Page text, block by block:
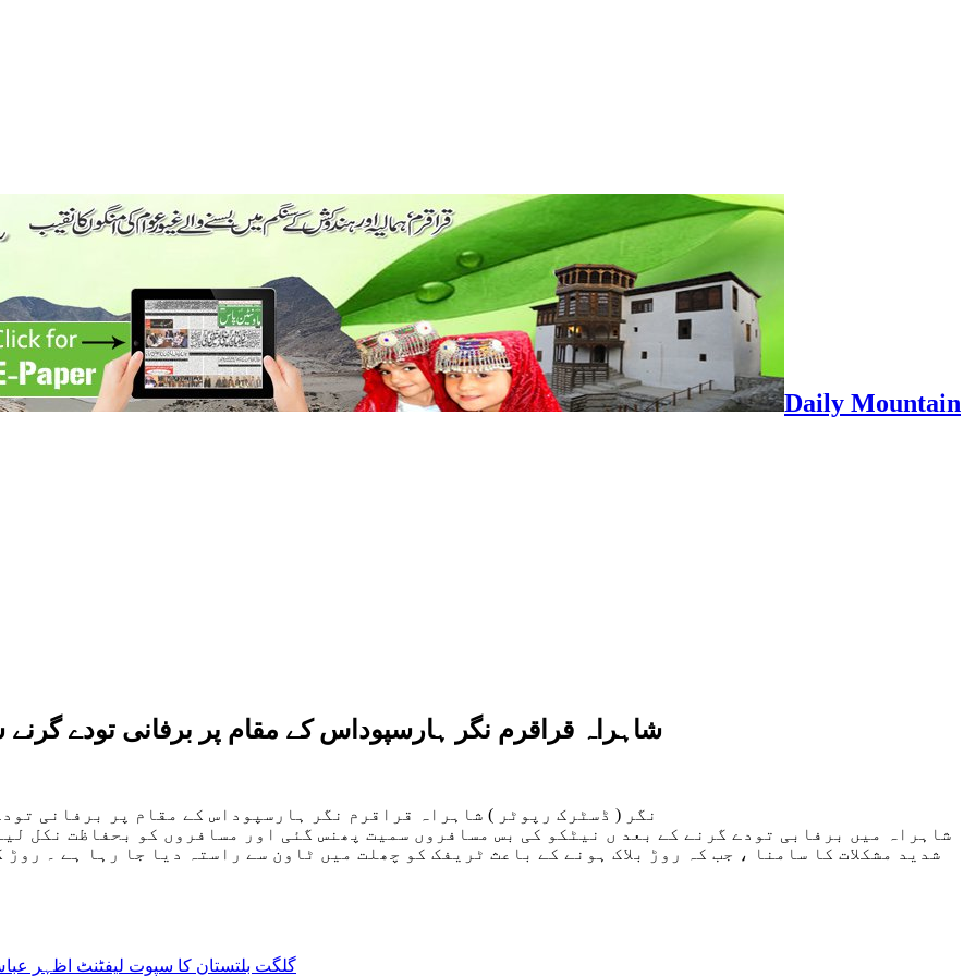
Daily Mountain
شاہراہ قراقرم نگر ہارسپوداس کے مقام پر برفانی تودے گرنے
نگر ( ڈسٹرک رپوٹر ) شاہراہ قراقرم نگر ہارسپوداس کے مقام پر برفانی
شاہراہ میں برفابی تودے گرنے کے بعد ں نیٹکو کی بس مسافروں سمیت پھنس گئی اور مسافروں کو بحفاظت نکل
شدید مشکلات کا سامنا ، جب کہ روڑ بلاک ہونے کے باعث ٹریفک کو چھلت میں ٹاون سے راستہ دیا جا رہا ہے ۔
گلگت بلتستان کا سپوت لیفٹنٹ اظہر